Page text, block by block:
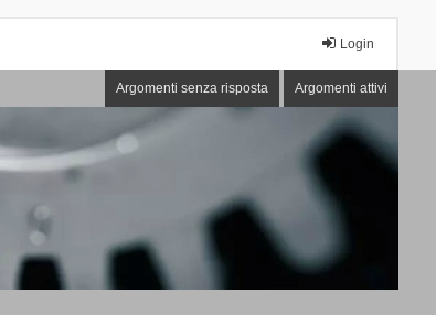
Login
Argomenti senza risposta Argomenti attivi